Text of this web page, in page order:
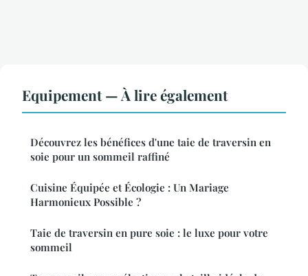
Equipement — À lire également
Découvrez les bénéfices d'une taie de traversin en
soie pour un sommeil raffiné
Cuisine Équipée et Écologie : Un Mariage
Harmonieux Possible ?
Taie de traversin en pure soie : le luxe pour votre
sommeil